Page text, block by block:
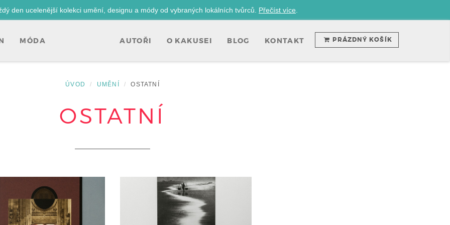
den ucelenější kolekci umění, designu a módy od vybraných lokálních tvůrců. Přečíst více
MÓDA PRÁZDNÝ KOŠÍK
AUTOŘI O KAKUSEI BLOG KONTAKT
ÚVOD UMĚNÍ OSTATNÍ
OSTATNÍ